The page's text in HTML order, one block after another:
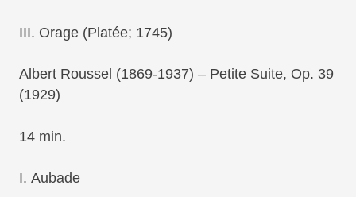
III. Orage (Platée; 1745)
Albert Roussel (1869-1937) – Petite Suite, Op. 39
(1929)
14 min.
I. Aubade